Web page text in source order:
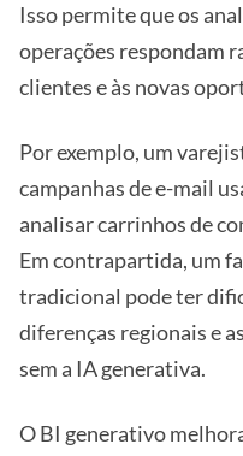
Isso permite que os
operações respondam
clientes e às novas
Por exemplo, um
campanhas de e-mail
analisar carrinhos de
Em contrapartida, um
tradicional pode ter
diferenças regionais e
sem a IA generativa.
O BI generativo